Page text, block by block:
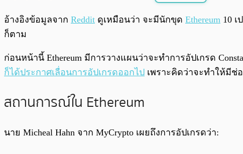
พร้อมเล่น
อ้างอิงข้อมูลจาก Reddit ดูเหมือนว่า จะมีนักขุด Ethereum 10 เ
ก็ตาม
ก่อนหน้านี้ Ethereum มีการวางแผนว่าจะทำการอัปเกรด
ก็ได้ประกาศเลื่อนการอัปเกรดออกไป เพราะคิดว่าจะทำให้มีช่
สถานการณ์ใน Ethereum
นาย Micheal Hahn จาก MyCrypto เผยถึงการอัปเกรดว่า: